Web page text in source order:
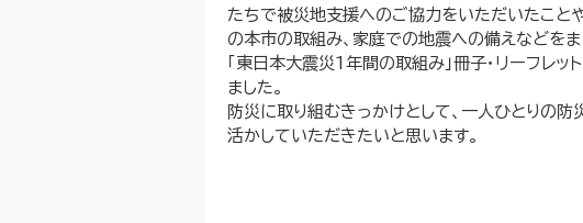
たちで被災地支援へのご協力をいただいたこと
の本市の取組み、家庭での地震への備えなどを
「東日本大震災1年間の取組み」冊子・リーフレッ
ました。
防災に取り組むきっかけとして、一人ひとりの防
活かしていただきたいと思います。